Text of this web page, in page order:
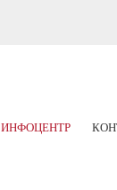
ИНФОЦЕНТР